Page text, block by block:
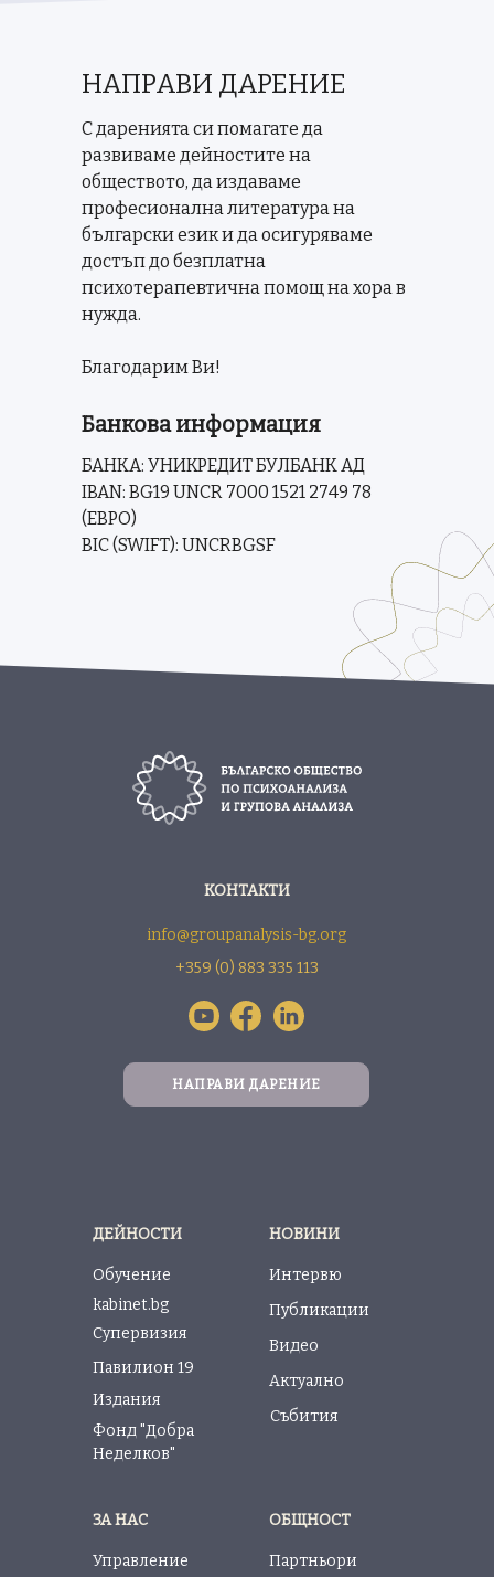
НАПРАВИ ДАРЕНИЕ
Банкова информация
С даренията си помагате да
развиваме дейностите на
обществото, да издаваме
професионална литература на
български език и да осигуряваме
достъп до безплатна
психотерапевтична помощ на хора в
нужда.
Благодарим Ви!
БАНКА: УНИКРЕДИТ БУЛБАНК АД
IBAN: BG19 UNCR 7000 1521 2749 78
(ЕВРО)
BIC (SWIFT): UNCRBGSF
ДЕЙНОСТИ
Обучение
kabinet.bg
Супервизия
Павилион 19
Издания
Фонд "Добра
Неделков"
ЗА НАС
Управление
КОНТАКТИ
info@groupanalysis-bg.org
НОВИНИ
Интервю
Публикации
Видео
Актуално
Събития
+359 (0) 883 335 113
НАПРАВИ ДАРЕНИЕ
ОБЩНОСТ
Партньори